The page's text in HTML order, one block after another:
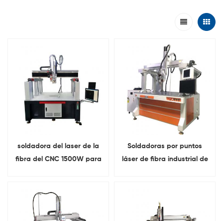
soldadora del laser de la
fibra del CNC 1500W para
Soldadoras por puntos
láser de fibra industrial de